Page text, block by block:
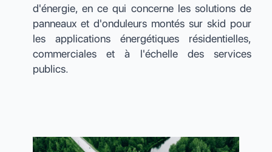
d'énergie, en ce qui concerne les solutions de
panneaux et d'onduleurs montés sur skid pour
les applications énergétiques résidentielles,
commerciales et à l'échelle des services
publics.